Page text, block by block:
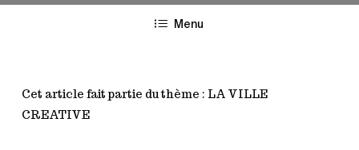
Menu
Cet article fait partie du thème : LA VILLE
CREATIVE